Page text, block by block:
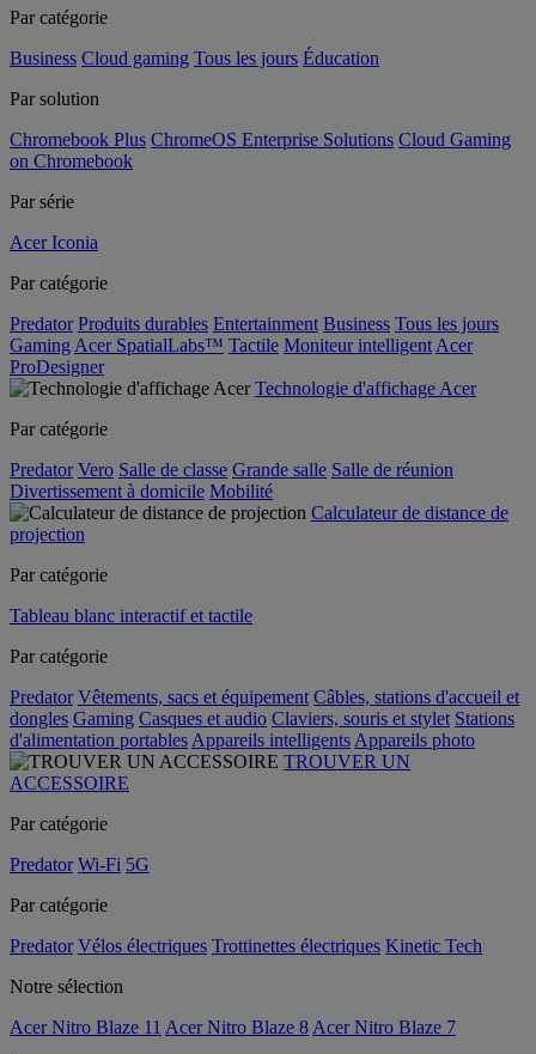
Par catégorie
Business Cloud gaming Tous les jours Éducation
Par solution
Chromebook Plus ChromeOS Enterprise Solutions Cloud Gaming
on Chromebook
Par série
Acer Iconia
Par catégorie
Predator Produits durables Entertainment Business Tous les jours
Gaming Acer SpatialLabs™ Tactile Moniteur intelligent Acer
ProDesigner
Technologie d'affichage Acer
Par catégorie
Predator Vero Salle de classe Grande salle Salle de réunion
Divertissement à domicile Mobilité
Calculateur de distance de
projection
Par catégorie
Tableau blanc interactif et tactile
Par catégorie
Predator Vêtements, sacs et équipement Câbles, stations d'accueil et
dongles Gaming Casques et audio Claviers, souris et stylet Stations
d'alimentation portables Appareils intelligents Appareils photo
TROUVER UN
ACCESSOIRE
Par catégorie
Predator Wi-Fi 5G
Par catégorie
Predator Vélos électriques Trottinettes électriques Kinetic Tech
Notre sélection
Acer Nitro Blaze 11 Acer Nitro Blaze 8 Acer Nitro Blaze 7